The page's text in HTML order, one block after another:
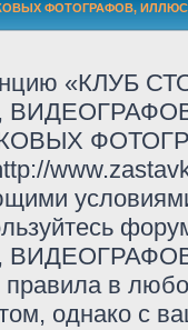
ФОТОГРАФОВ,
«КЛУБ
правила в
однако с